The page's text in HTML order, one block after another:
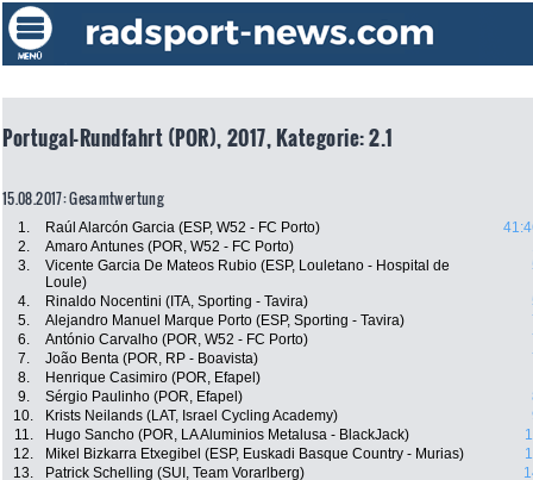
Portugal-Rundfahrt (POR), 2017, Kategorie: 2.1
15.08.2017: Gesamtwertung
1. Raúl Alarcón Garcia (ESP, W52 - FC Porto)
2.
Amaro Antunes (POR, W52 - FC Porto)
3.
Vicente Garcia De Mateos Rubio (ESP, Louletano - Hospital de
Loule)
4. Rinaldo Nocentini (ITA, Sporting - Tavira)
5.
Alejandro Manuel Marque Porto (ESP, Sporting - Tavira)
6.
António Carvalho (POR, W52 - FC Porto)
7.
João Benta (POR, RP - Boavista)
8.
Henrique Casimiro (POR, Efapel)
9.
Sérgio Paulinho (POR, Efapel)
10.
Krists Neilands (LAT, Israel Cycling Academy)
11.
Hugo Sancho (POR, LA Aluminios Metalusa - BlackJack)
12.
Mikel Bizkarra Etxegibel (ESP, Euskadi Basque Country - Murias)
13.
Patrick Schelling (SUI, Team Vorarlberg)